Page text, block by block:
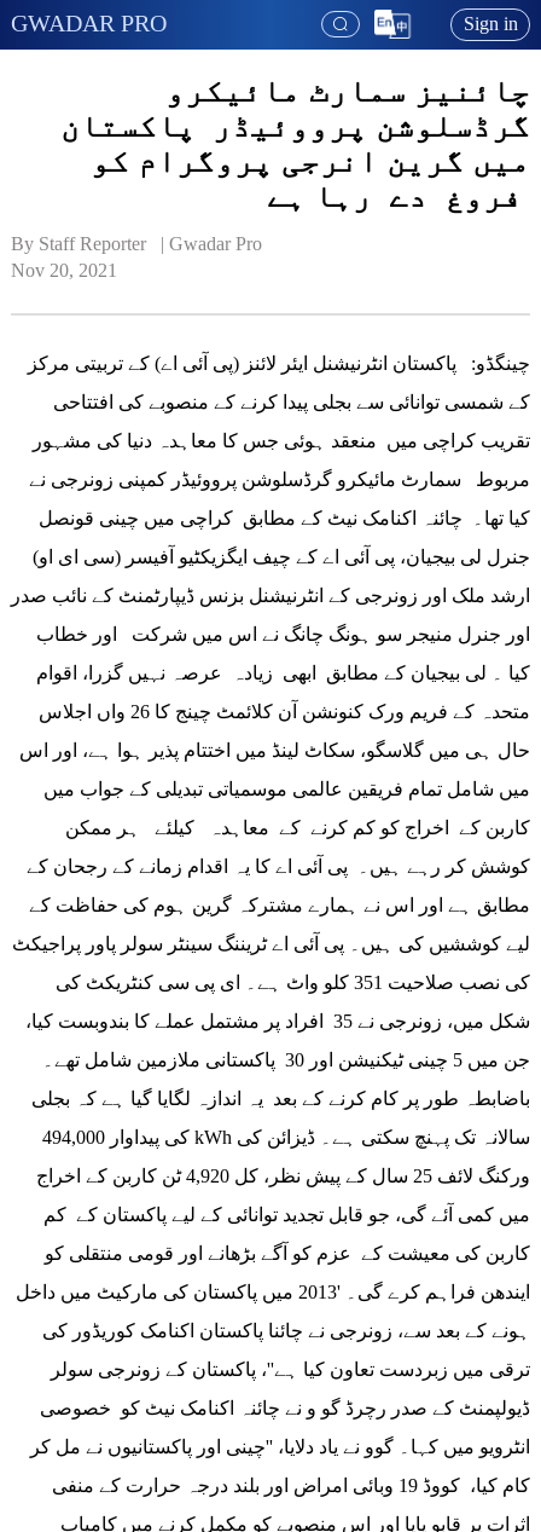
GWADAR PRO Sign in
چائنیز سمارٹ مائیکرو
گرڈسلوشن پرووئیڈر پاکستان
میں گرین انرجی پروگرام کو
فروغ دے رہا ہے
By Staff Reporter   | Gwadar Pro
Nov 20, 2021
چینگڈو: پاکستان انٹرنیشنل ایئر لائنز (پی آئی اے) کے تربیتی مرکز
کے شمسی توانائی سے بجلی پیدا کرنے کے منصوبے کی افتتاحی
تقریب کراچی میں منعقد ہوئی جس کا معاہدہ دنیا کی مشہور
مربوط سمارٹ مائیکرو گرڈسلوشن پرووئیڈر کمپنی زونرجی نے
کیا تھا۔ چائنہ اکنامک نیٹ کے مطابق کراچی میں چینی قونصل
جنرل لی بیجیان، پی آئی اے کے چیف ایگزیکٹیو آفیسر (سی ای او)
ارشد ملک اور زونرجی کے انٹرنیشنل بزنس ڈیپارٹمنٹ کے نائب صدر
اور جنرل منیجر سو ہونگ چانگ نے اس میں شرکت اور خطاب
کیا ۔ لی بیجیان کے مطابق ابھی زیادہ عرصہ نہیں گزرا، اقوام
متحدہ کے فریم ورک کنونشن آن کلائمٹ چینج کا 26 واں اجلاس
حال ہی میں گلاسگو، سکاٹ لینڈ میں اختتام پذیر ہوا ہے، اور اس
میں شامل تمام فریقین عالمی موسمیاتی تبدیلی کے جواب میں
کاربن کے اخراج کو کم کرنے کے معاہدہ کیلئے ہر ممکن
کوشش کر رہے ہیں۔ پی آئی اے کا یہ اقدام زمانے کے رجحان کے
مطابق ہے اور اس نے ہمارے مشترکہ گرین ہوم کی حفاظت کے
لیے کوششیں کی ہیں۔ پی آئی اے ٹریننگ سینٹر سولر پاور پراجیکٹ
کی نصب صلاحیت 351 کلو واٹ ہے۔ ای پی سی کنٹریکٹ کی
شکل میں، زونرجی نے 35 افراد پر مشتمل عملے کا بندوبست کیا،
جن میں 5 چینی ٹیکنیشن اور 30 پاکستانی ملازمین شامل تھے۔
باضابطہ طور پر کام کرنے کے بعد یہ اندازہ لگایا گیا ہے کہ بجلی
کی پیداوار 494,000 kWh سالانہ تک پہنچ سکتی ہے۔ ڈیزائن کی
ورکنگ لائف 25 سال کے پیش نظر، کل 4,920 ٹن کاربن کے اخراج
میں کمی آئے گی، جو قابل تجدید توانائی کے لیے پاکستان کے کم
کاربن کی معیشت کے عزم کو آگے بڑھانے اور قومی منتقلی کو
ایندھن فراہم کرے گی۔ '2013 میں پاکستان کی مارکیٹ میں داخل
ہونے کے بعد سے، زونرجی نے چائنا پاکستان اکنامک کوریڈور کی
ترقی میں زبردست تعاون کیا ہے''، پاکستان کے زونرجی سولر
ڈیولپمنٹ کے صدر رچرڈ گو و نے چائنہ اکنامک نیٹ کو خصوصی
انٹرویو میں کہا۔ گوو نے یاد دلایا، ''چینی اور پاکستانیوں نے مل کر
کام کیا، کووڈ 19 وبائی امراض اور بلند درجہ حرارت کے منفی
اثرات پر قابو پایا اور اس منصوبے کو مکمل کرنے میں کامیاب